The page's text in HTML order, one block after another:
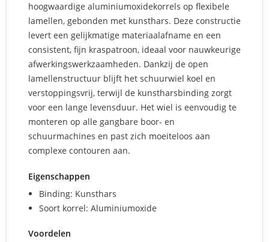
hoogwaardige aluminiumoxidekorrels op flexibele
lamellen, gebonden met kunsthars. Deze constructie
levert een gelijkmatige materiaalafname en een
consistent, fijn kraspatroon, ideaal voor nauwkeurige
afwerkingswerkzaamheden. Dankzij de open
lamellenstructuur blijft het schuurwiel koel en
verstoppingsvrij, terwijl de kunstharsbinding zorgt
voor een lange levensduur. Het wiel is eenvoudig te
monteren op alle gangbare boor- en
schuurmachines en past zich moeiteloos aan
complexe contouren aan.
Eigenschappen
Binding: Kunsthars
Soort korrel: Aluminiumoxide
Voordelen